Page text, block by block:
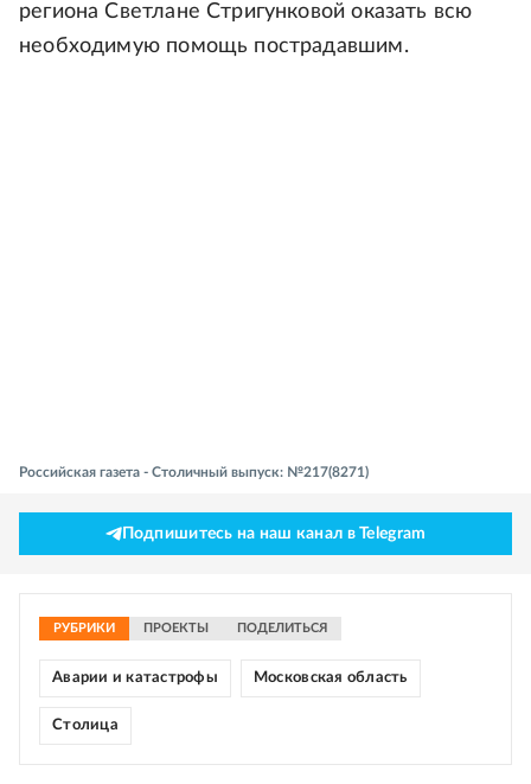
региона Светлане Стригунковой оказать всю
необходимую помощь пострадавшим.
Российская газета - Столичный выпуск: №217(8271)
Подпишитесь на наш канал в Telegram
РУБРИКИ ПРОЕКТЫ ПОДЕЛИТЬСЯ
Аварии и катастрофы Московская область
Столица